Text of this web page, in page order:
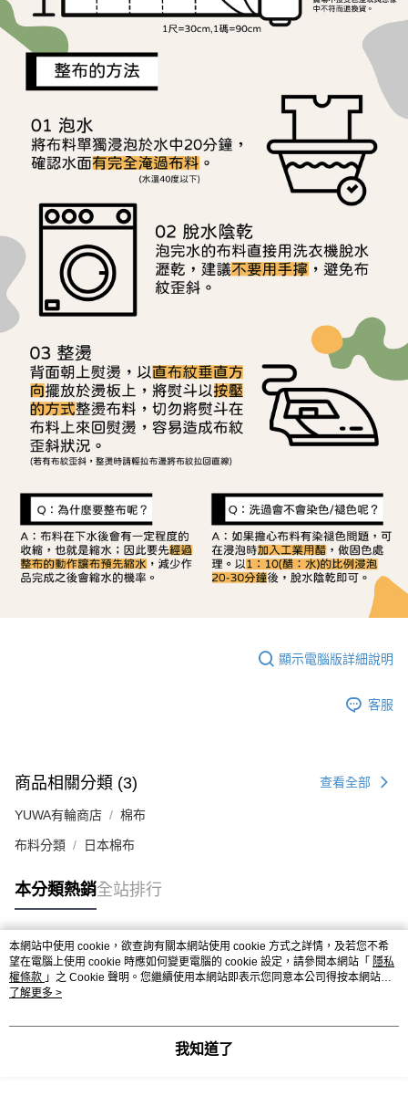
【注意事項】
１．透過由恩沛科技股份有限公司提供之「AFTEE先享後付」服務完成之交
易，需依本服務之必要範圍內提供個人資料，並將交易相關給付款項請求債
權轉讓予恩沛科技股份有限公司。
２．關於個人資料處理事宜，請瀏覽以下網址：
３．未成年的使用者請事先徵得法定代理人或監護人之同意方可使用
「AFTEE先享後付」，若未經同意申辦者引起之損失，本公司不負相關責
任。
４．使用「AFTEE先享後付」時，將依據個別帳號之用戶狀況，依本公司即
時審查核予不同之上限額度；若仍有額度不足之情形，本公司將視審查結果
５．嚴禁一人註冊多個帳號或使用他人資訊註冊。若發現惡意使用之情形，
恩沛科技股份有限公司將有權停止該用戶之使用額度並採取法律行動。
顯示電腦版詳細說明
客服
商品相關分類 (3) 查看全部
YUWA有輪商店 棉布
布料分類 日本棉布
本分類熱銷全站排行
熱門標籤
本網站中使用 cookie，欲查詢有關本網站使用 cookie 方式之詳情，及若您不希
望在電腦上使用 cookie 時應如何變更電腦的 cookie 設定，請參閱本網站「 隱私
權條款 」之 Cookie 聲明。您繼續使用本網站即表示您同意本公司得按本網站使
用條款之 Cookie 聲明使用 cookie。
了解更多 >
我知道了